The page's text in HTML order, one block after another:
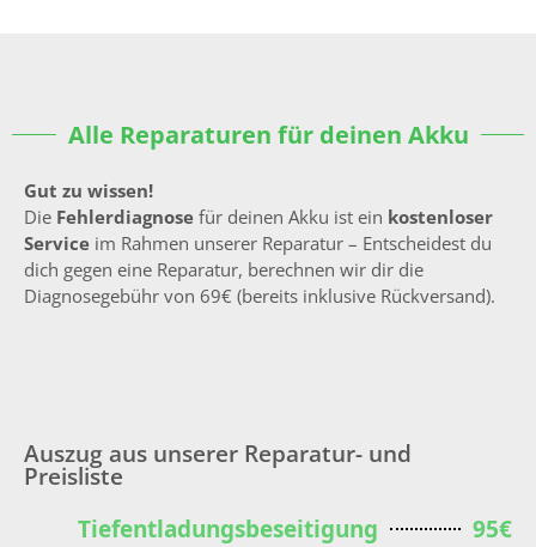
Alle Reparaturen für deinen Akku
Gut zu wissen!
Die Fehlerdiagnose für deinen Akku ist ein kostenloser
Service im Rahmen unserer Reparatur – Entscheidest du
dich gegen eine Reparatur, berechnen wir dir die
Diagnosegebühr von 69€ (bereits inklusive Rückversand).
Auszug aus unserer Reparatur- und
Preisliste
Tiefentladungsbeseitigung
95€